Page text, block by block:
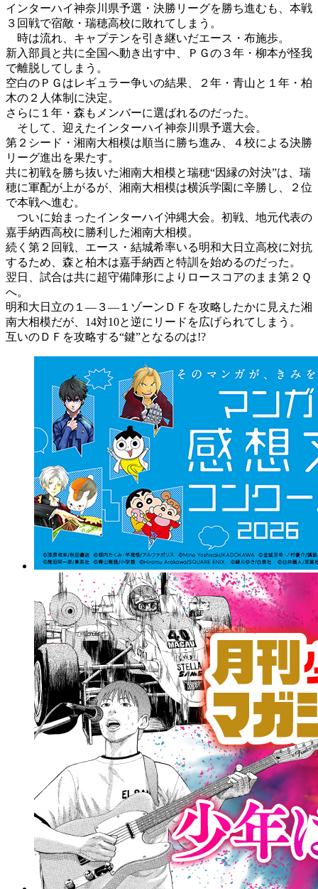
インターハイ神奈川県予選・決勝リーグを勝ち進むも、本戦
３回戦で宿敵・瑞穂高校に敗れてしまう。
時は流れ、キャプテンを引き継いだエース・布施歩。
新入部員と共に全国へ動き出す中、ＰＧの３年・柳本が怪我
で離脱してしまう。
空白のＰＧはレギュラー争いの結果、２年・青山と１年・柏
木の２人体制に決定。
さらに１年・森もメンバーに選ばれるのだった。
そして、迎えたインターハイ神奈川県予選大会。
第２シード・湘南大相模は順当に勝ち進み、４校による決勝
リーグ進出を果たす。
共に初戦を勝ち抜いた湘南大相模と瑞穂“因縁の対決”は、瑞
穂に軍配が上がるが、湘南大相模は横浜学園に辛勝し、２位
で本戦へ進む。
ついに始まったインターハイ沖縄大会。初戦、地元代表の
嘉手納西高校に勝利した湘南大相模。
続く第２回戦、エース・結城希率いる明和大日立高校に対抗
するため、森と柏木は嘉手納西と特訓を始めるのだった。
翌日、試合は共に超守備陣形によりロースコアのまま第２Ｑ
へ。
明和大日立の１―３―１ゾーンＤＦを攻略したかに見えた湘
南大相模だが、14対10と逆にリードを広げられてしまう。
互いのＤＦを攻略する“鍵”となるのは!?